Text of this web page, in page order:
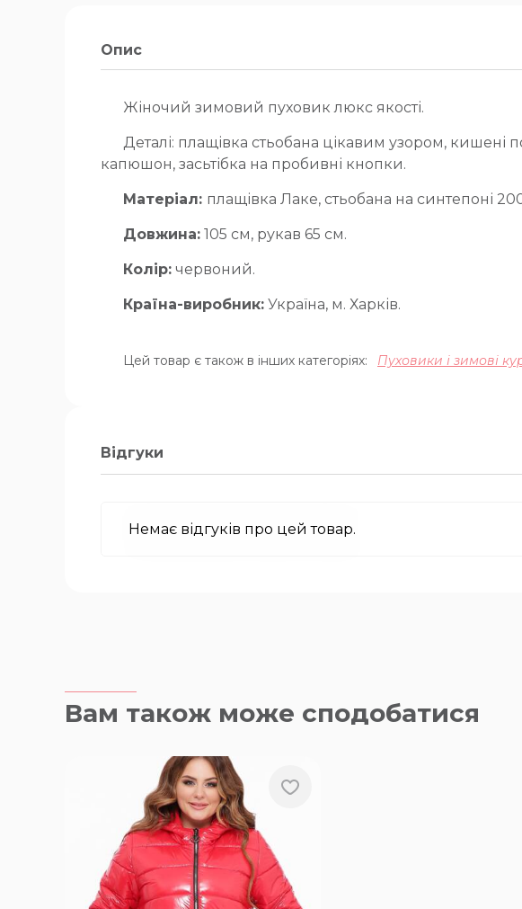
Опис
Жіночий зимовий пуховик люкс якості.
Деталі: плащівка стьобана цікавим узором,
капюшон, засьтібка на пробивні кнопки.
Матеріал: плащівка Лаке, стьобана на синтепоні
Довжина: 105 см, рукав 65 см.
Колір: червоний.
Країна-виробник: Україна, м. Харків.
Цей товар є також в інших категоріях: Пуховики і зимові
Відгуки
Немає відгуків про цей товар.
Вам також може сподобатися